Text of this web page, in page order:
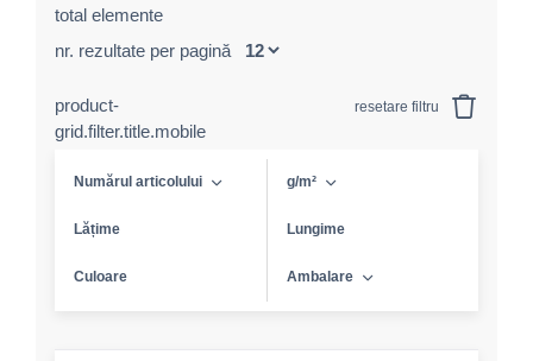
total elemente
nr. rezultate per pagină
product-
grid.filter.title.mobile
resetare filtru
Numărul articolului g/m²
Lățime Lungime
Culoare Ambalare